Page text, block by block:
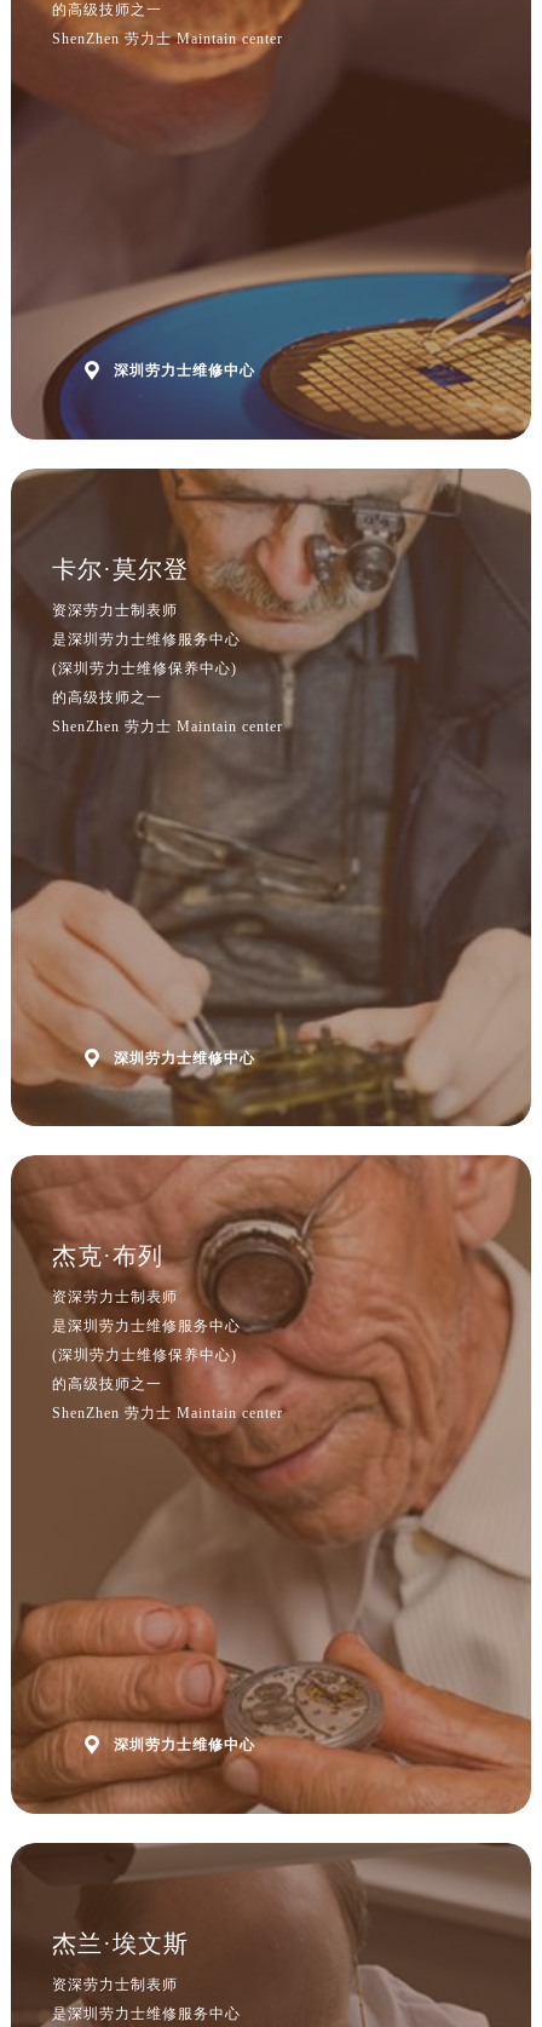
的高级技师之一
ShenZhen 劳力士 Maintain center
 深圳劳力士维修中心
卡尔·莫尔登
资深劳力士制表师
是深圳劳力士维修服务中心
(深圳劳力士维修保养中心)
的高级技师之一
ShenZhen 劳力士 Maintain center
 深圳劳力士维修中心
杰克·布列
资深劳力士制表师
是深圳劳力士维修服务中心
(深圳劳力士维修保养中心)
的高级技师之一
ShenZhen 劳力士 Maintain center
 深圳劳力士维修中心
杰兰·埃文斯
资深劳力士制表师
是深圳劳力士维修服务中心